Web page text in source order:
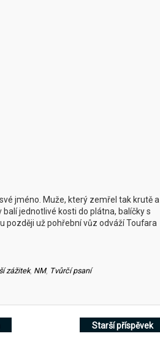
jméno. Muže, který zemřel tak krutě a
jednotlivé kosti do plátna, balíčky s
později už pohřební vůz odváží Toufara
zážitek, NM, Tvůrčí psaní
Starší příspěvek